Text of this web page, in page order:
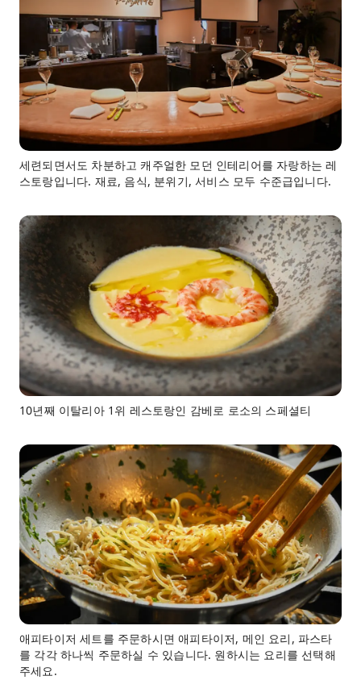
세련되면서도 차분하고 캐주얼한 모던 인테리어를 자랑하는 레
스토랑입니다. 재료, 음식, 분위기, 서비스 모두 수준급입니다.
10년째 이탈리아 1위 레스토랑인 감베로 로소의 스페셜티
애피타이저 세트를 주문하시면 애피타이저, 메인 요리, 파스타
를 각각 하나씩 주문하실 수 있습니다. 원하시는 요리를 선택해
주세요.